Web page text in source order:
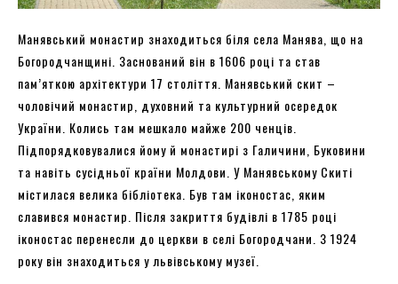
Манявський монастир знаходиться біля села Манява, що на
Богородчанщині. Заснований він в 1606 році та став
пам’яткою архітектури 17 століття. Манявський скит –
чоловічий монастир, духовний та культурний осередок
України. Колись там мешкало майже 200 ченців.
Підпорядковувалися йому й монастирі з Галичини, Буковини
та навіть сусідньої країни Молдови. У Манявському Скиті
містилася велика бібліотека. Був там іконостас, яким
славився монастир. Після закриття будівлі в 1785 році
іконостас перенесли до церкви в селі Богородчани. З 1924
року він знаходиться у львівському музеї.